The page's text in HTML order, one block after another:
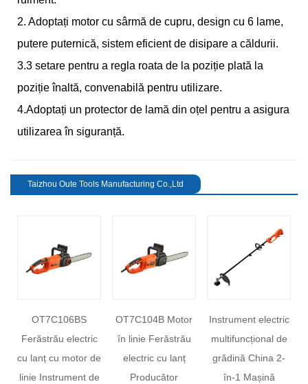
2. Adoptați motor cu sârmă de cupru, design cu 6 lame,
putere puternică, sistem eficient de disipare a căldurii.
3.3 setare pentru a regla roata de la poziție plată la
poziție înaltă, convenabilă pentru utilizare.
4.Adoptați un protector de lamă din oțel pentru a asigura
utilizarea în siguranță.
Taizhou Oute Tools Manufacturing Co.,Ltd
OT7C106BS
Ferăstrău electric
cu lanț cu motor de
linie Instrument de
OT7C104B Motor
în linie Ferăstrău
electric cu lanț
Producător
Instrument electric
multifuncțional de
grădină China 2-
în-1 Mașină